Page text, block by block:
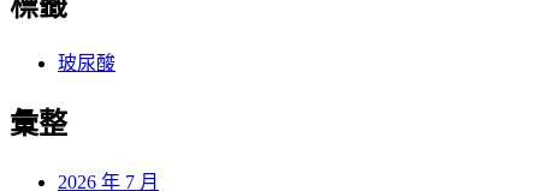
玻尿酸
彙整
2026 年 7 月